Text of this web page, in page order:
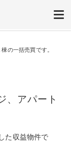
マチ不動産へ
の一括売買です。
、アパート
た収益物件で